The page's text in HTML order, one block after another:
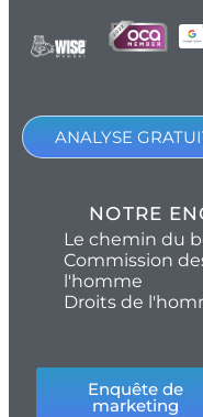
ANALYSE
NOTRE
Le chemin du
Commission
l'homme
Droits de
Enquête de
marketing